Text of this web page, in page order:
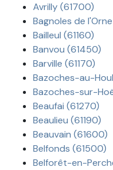
Avrilly (61700)
Bagnoles de
Bailleul (61160)
Banvou (61450)
Barville (61170)
Bazoches-au-
Bazoches-sur-
Beaufai (61270)
Beaulieu (61190)
Beauvain (61600)
Belfonds (61500)
Belforêt-en-